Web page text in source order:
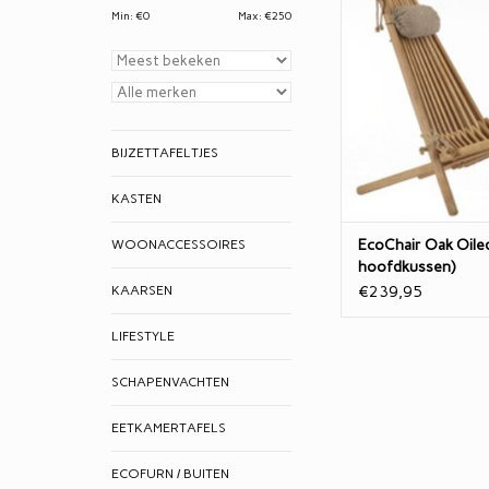
Min: €0 Max: €250
BIJZETTAFELTJES
KASTEN
WOONACCESSOIRES
KAARSEN
LIFESTYLE
SCHAPENVACHTEN
EETKAMERTAFELS
ECOFURN / BUITEN
100%
Zeg nou zelf: Onze
loungestoel is toch
voor je tuin, veranda
Vervaardigd van
Scandinavisch
en is opvouwbaar
TOEVOEGEN AAN
EcoChair Oak
hoofdkussen)
€239,95